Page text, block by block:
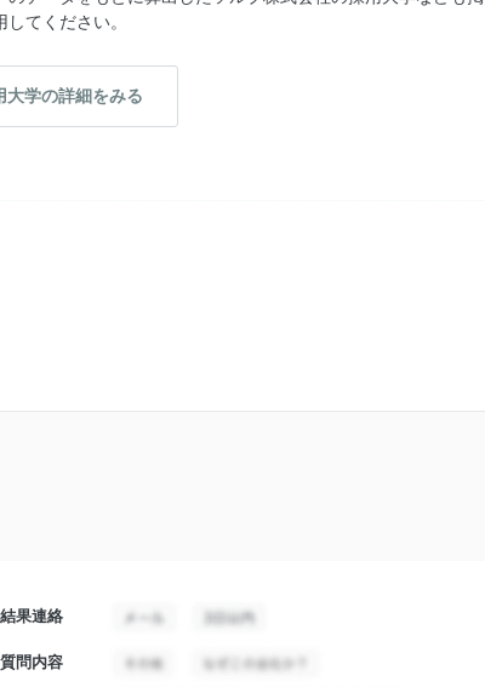
てください。
大学の詳細をみる
結果連絡
質問内容